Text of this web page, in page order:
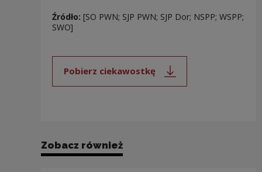
Źródło: [SO PWN; SJP PWN; SJP Dor; NSPP; WSPP;
SWO]
Pobierz ciekawostkę
Uwaga, link zostanie otwarty
Zobacz również